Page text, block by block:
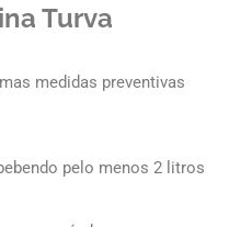
Turva
medidas preventivas
pelo menos 2 litros